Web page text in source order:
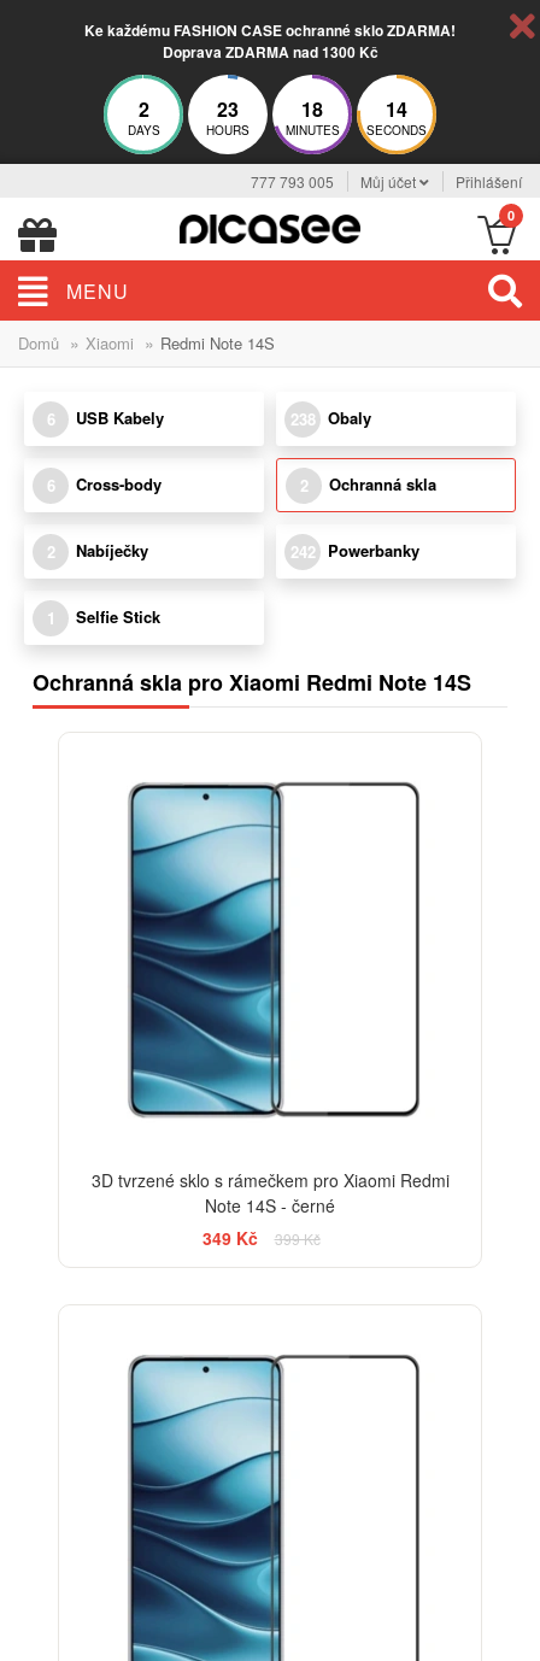
Ke každému FASHION CASE ochranné sklo ZDARMA!
Doprava ZDARMA nad 1300 Kč
2
DAYS
23
HOURS
18
MINUTES
14
SECONDS
777 793 005 Můj účet Přihlášení
0
MENU
Domů » Xiaomi » Redmi Note 14S
6 USB Kabely 238 Obaly
6 Cross-body 2 Ochranná skla
2 Nabíječky 242 Powerbanky
1 Selfie Stick
Ochranná skla pro Xiaomi Redmi Note 14S
3D tvrzené sklo s rámečkem pro Xiaomi Redmi
Note 14S - černé
349 Kč
399 Kč